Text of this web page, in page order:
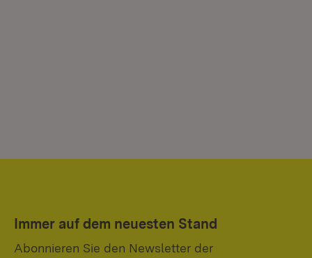
Immer auf dem neuesten Stand
Abonnieren Sie den Newsletter der